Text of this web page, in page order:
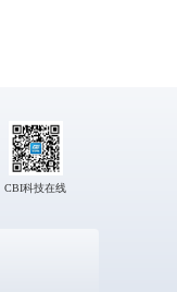
CBI科技在线